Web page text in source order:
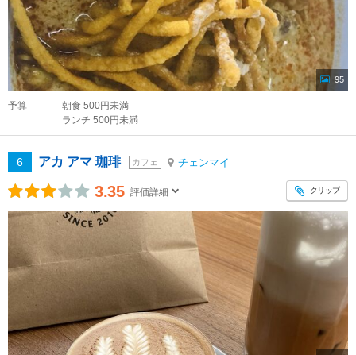
95
予算
朝食 500円未満
ランチ 500円未満
6 アカ アマ 珈琲 カフェ チェンマイ
3.35 評価詳細 クリップ